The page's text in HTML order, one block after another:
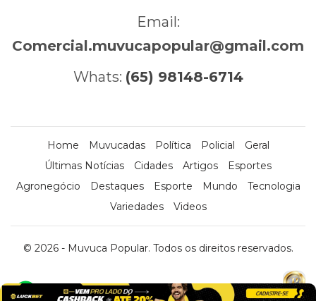
x
Email:
Comercial.muvucapopular@gmail.com
Whats: (65) 98148-6714
Home Muvucadas Política Policial
Geral
Últimas Notícias
Cidades Artigos
Esportes
Agronegócio
Destaques Esporte Mundo
Tecnologia
Variedades
Videos
© 2026 - Muvuca Popular. Todos os direitos reservados.